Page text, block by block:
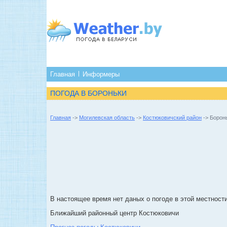
Главная Информеры
ПОГОДА В БОРОНЬКИ
Главная -> Могилевская область -> Костюковичский район ->
В настоящее время нет даных о погоде в этой
Ближайший районный центр Костюковичи